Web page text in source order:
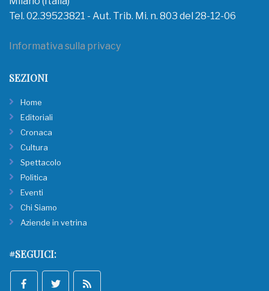
Tel. 02.39523821 - Aut. Trib. Mi. n. 803 del 28-12-06
Informativa sulla privacy
SEZIONI
Home
Editoriali
Cronaca
Cultura
Spettacolo
Politica
Eventi
Chi Siamo
Aziende in vetrina
#SEGUICI: